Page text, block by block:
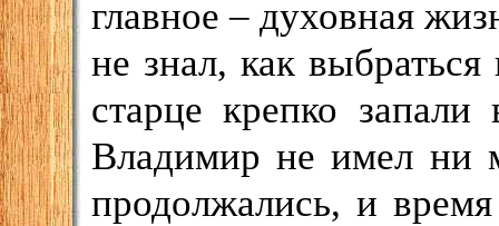
главное – духовная
не знал, как
старце крепко
Владимир не имел ни
продолжались, и